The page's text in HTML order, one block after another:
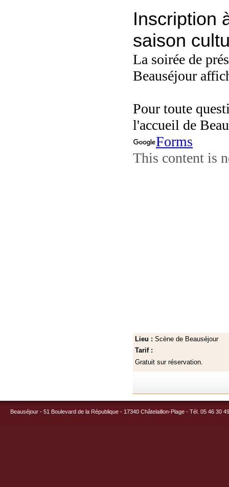
Lieu : Scène de Beauséjour
Tarif :
Gratuit sur réservation.
Beauséjour - 51 Boulevard de la République - 17340 Châtelaillon-Plage - Tél. 05 46 30